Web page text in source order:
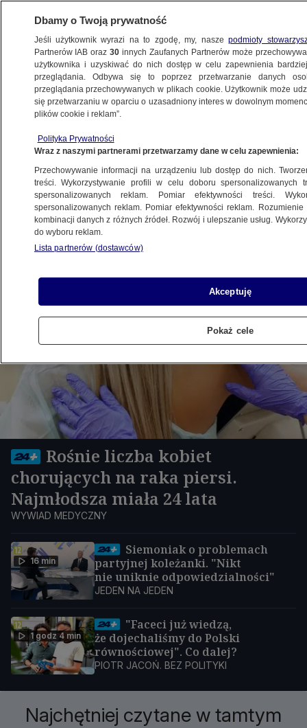
NA ŻYWO
TVN24
NA ŻYWO
TVN24 BiS
42 min
Rośnie liczba kobiet
chorujących na raka piersi.
Najmłodsza miała 24 lata
WYWIAD MEDYCZNY
16 min
Siemoniak o problemach
partyjnej koleżanki. "Nikt
nie uniknie odpowiedzialności"
JEDEN NA JEDEN
1 godz 4 min
"Faceci już wiedzą,
że dojechaliśmy do Polski
równościowej". Co dalej?
PIOTR JACOŃ. BEZ POLITYKI
Najchętniej czytane w tamtym
Dbamy o Twoją prywatność
Jeśli użytkownik wyrazi na to zgodę, my, naszepodmioty
Partnerów IAB oraz30 innych Zaufanych Partnerów może
użytkownika i uzyskiwać do nich dostęp w celu zapewnienia
przeglądania. Odbywa się to poprzez przetwarzanie danych
przeglądania przechowywanych w plikach cookie. Użytkownik może
się przetwarzaniu w oparciu o uzasadniony interes w dowolnym
plików cookie i reklam”.
Polityka Prywatności
Wraz z naszymi partnerami przetwarzamy dane w celu zapewnienia:
Przechowywanie informacji na urządzeniu lub dostęp do nich.
treści. Wykorzystywanie profili w celu doboru spersonalizowanych
spersonalizowanych reklam. Pomiar efektywności treści.
spersonalizowanych reklam. Pomiar efektywności reklam.
kombinacji danych z różnych źródeł. Rozwój i ulepszanie usług.
do wyboru reklam.
Lista partnerów (dostawców)
Akceptuję
Pokaż cele